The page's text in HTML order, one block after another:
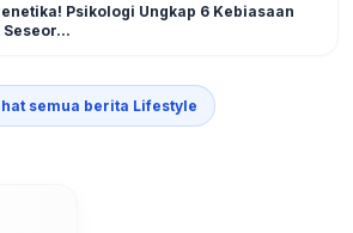
Psikologi Ungkap 6 Kebiasaan
semua berita Lifestyle